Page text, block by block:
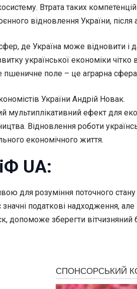
Втрата таких
відновлення України,
де Україна може відновити і
української економіки
пшеничне поле – це аграрна сфера
України Андрій Новак.
мультиплікативний ефект для
Відновлення роботи
економічного життя.
UA:
для розуміння поточного стану
податкові надходження,
допоможе зберегти вітчизняний